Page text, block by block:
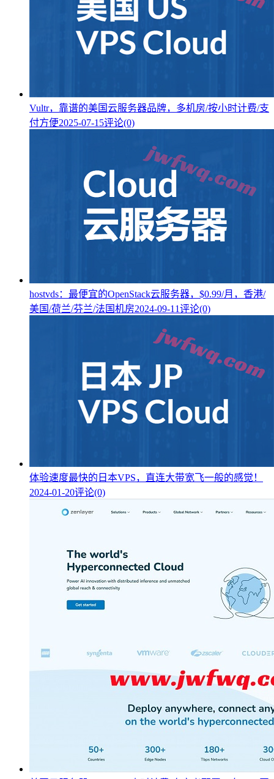
Vultr，靠谱的美国云服务器品牌，多机房/按小时计费/支
付方便2025-07-15评论(0)
hostvds：最便宜的OpenStack云服务器，$0.99/月，香港/
美国/荷兰/芬兰/法国机房2024-09-11评论(0)
体验速度最快的日本VPS，直连大带宽飞一般的感觉！
2024-01-20评论(0)